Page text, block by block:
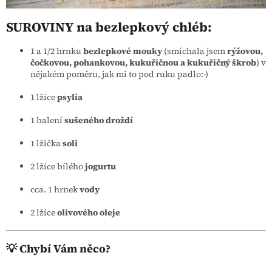
SUROVINY na bezlepkový chléb:
1 a 1/2 hrnkubezlepkové mouky(smíchala jsemrýžovou,
čočkovou, pohankovou, kukuřičnou a kukuřičný škrob) v
nějakém poměru, jak mi to pod ruku padlo:-)
1 lžícepsylia
1 balení sušeného droždí
1 lžičkasoli
2 lžíce bíléhojogurtu
cca. 1 hrnekvody
2 lžíceolivového oleje
💡 Chybí Vám něco?